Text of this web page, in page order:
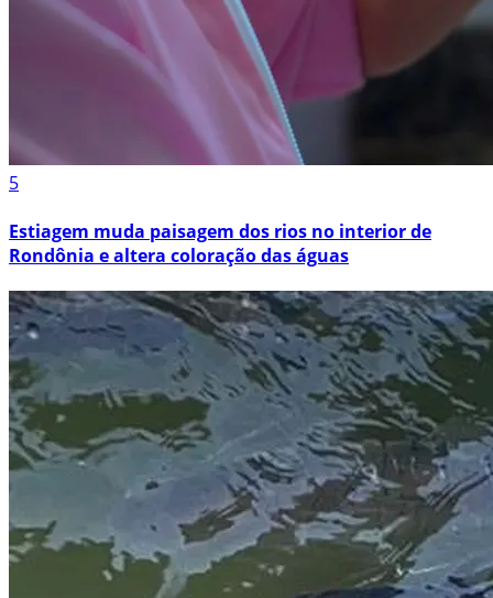
5
Estiagem muda paisagem dos rios no interior de
Rondônia e altera coloração das águas